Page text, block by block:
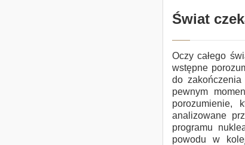
Świat
Oczy całego
wstępne
do
pewnym
porozumienie,
analizowane
programu
powodu w